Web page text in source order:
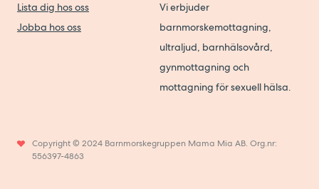
Lista dig hos oss
Jobba hos oss
Vi erbjuder
barnmorskemottagning,
ultraljud, barnhälsovård,
gynmottagning och
mottagning för sexuell hälsa.
Copyright © 2024 Barnmorskegruppen Mama Mia AB. Org.nr:
556397-4863